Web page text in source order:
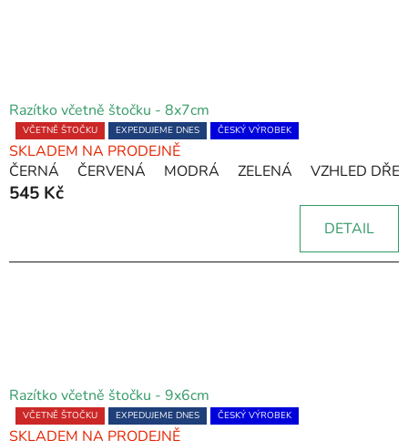
Razítko včetně štočku - 8x7cm
Průměrné
hodnocení
produktu
je
VČETNĚ ŠTOČKU EXPEDUJEME DNES ČESKÝ VÝROBEK
SKLADEM NA PRODEJNĚ
ČERNÁ
ČERVENÁ MODRÁ ZELENÁ VZHLED
545 Kč
DETAIL
Razítko včetně štočku - 9x6cm
Průměrné
VČETNĚ ŠTOČKU EXPEDUJEME DNES ČESKÝ VÝROBEK
SKLADEM NA PRODEJNĚ